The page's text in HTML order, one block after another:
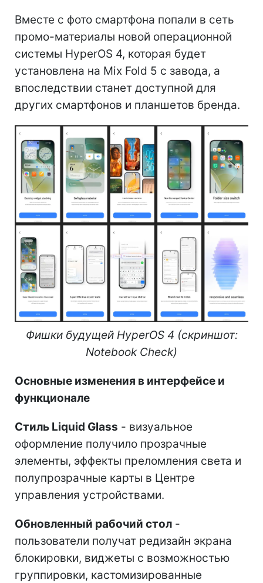
Вместе с фото смартфона попали в сеть
промо-материалы новой операционной
системы HyperOS 4, которая будет
установлена на Mix Fold 5 с завода, а
впоследствии станет доступной для
других смартфонов и планшетов бренда.
Фишки будущей HyperOS 4 (скриншот:
Notebook Check)
Основные изменения в интерфейсе и
функционале
Стиль Liquid Glass - визуальное
оформление получило прозрачные
элементы, эффекты преломления света и
полупрозрачные карты в Центре
управления устройствами.
Обновленный рабочий стол -
пользователи получат редизайн экрана
блокировки, виджеты с возможностью
группировки, кастомизированные